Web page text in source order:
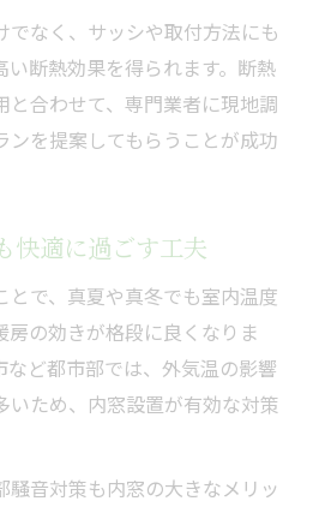
でなく、サッシや取付方法にも
い断熱効果を得られます。断熱
と合わせて、専門業者に現地調
ンを提案してもらうことが成功
快適に過ごす工夫
とで、真夏や真冬でも室内温度
房の効きが格段に良くなりま
など都市部では、外気温の影響
いため、内窓設置が有効な対策
騒音対策も内窓の大きなメリッ